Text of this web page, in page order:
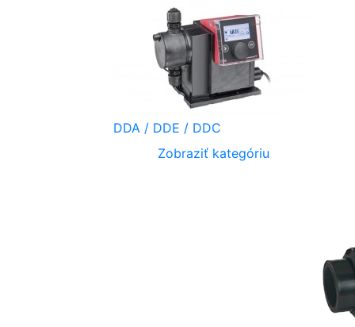
DDA / DDE / DDC
Zobraziť kategóriu